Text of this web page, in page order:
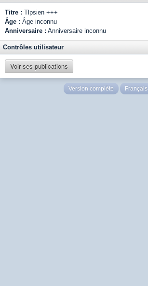
Titre : Tlpsien +++
Âge : Âge inconnu
Anniversaire : Anniversaire inconnu
Contrôles utilisateur
Voir ses publications
Version complète Français